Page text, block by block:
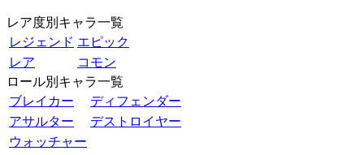
レア度別キャラ一覧
レジェンド エピック
レア
コモン
ロール別キャラ一覧
ブレイカー
ディフェンダー
アサルター
デストロイヤー
ウォッチャー